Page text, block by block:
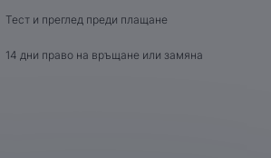
Тест и преглед преди плащане
14 дни право на връщане или замяна